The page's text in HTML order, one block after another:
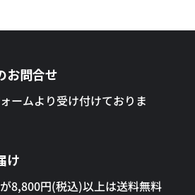
お問合せ
ームより受け付けておりま
け
8,800円(税込)以上は送料無料